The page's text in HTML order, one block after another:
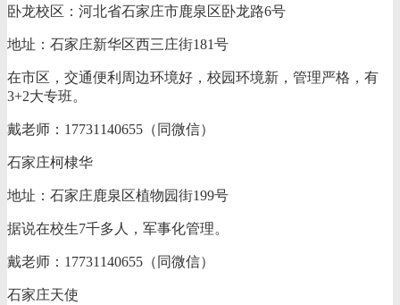
卧龙校区：河北省石家庄市鹿泉区卧龙路6号
地址：石家庄新华区西三庄街181号
在市区，交通便利周边环境好，校园环境新，管理严格，有
3+2大专班。
戴老师：17731140655（同微信）
石家庄柯棣华
地址：石家庄鹿泉区植物园街199号
据说在校生7千多人，军事化管理。
戴老师：17731140655（同微信）
石家庄天使